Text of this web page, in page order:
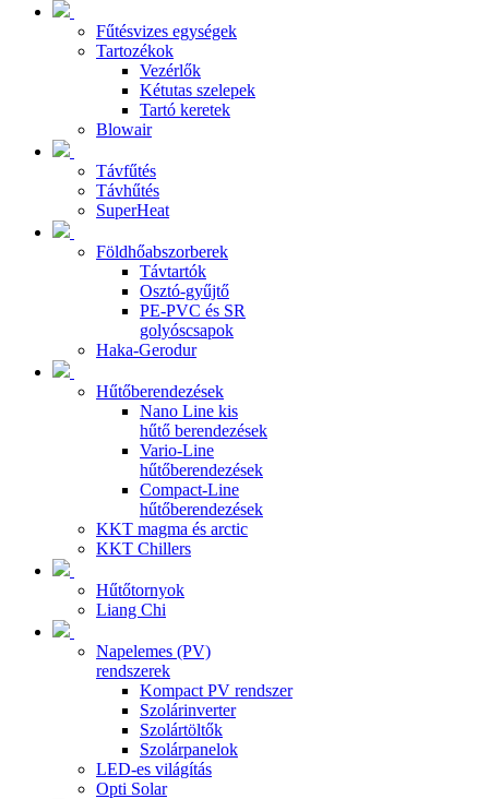
Fűtésvizes egységek
Tartozékok
Vezérlők
Kétutas szelepek
Tartó keretek
Blowair
Távfűtés
Távhűtés
SuperHeat
Földhőabszorberek
Távtartók
Osztó-gyűjtő
PE-PVC és SR
golyóscsapok
Haka-Gerodur
Hűtőberendezések
Nano Line kis
hűtő berendezések
Vario-Line
hűtőberendezések
Compact-Line
hűtőberendezések
KKT magma és arctic
KKT Chillers
Hűtőtornyok
Liang Chi
Napelemes (PV)
rendszerek
Kompact PV rendszer
Szolárinverter
Szolártöltők
Szolárpanelok
LED-es világítás
Opti Solar